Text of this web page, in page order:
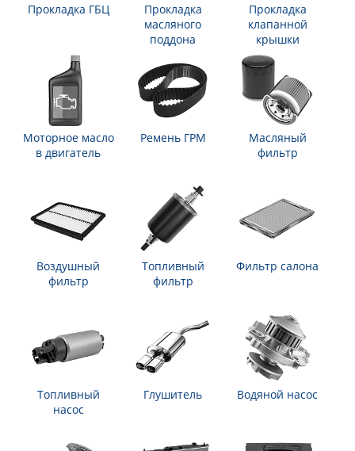
Прокладка ГБЦ
Прокладка
масляного
поддона
Прокладка
клапанной
крышки
Моторное масло
в двигатель
Ремень ГРМ
Масляный
фильтр
Воздушный
фильтр
Топливный
фильтр
Фильтр салона
Топливный
насос
Глушитель Водяной насос